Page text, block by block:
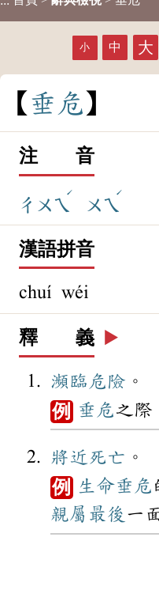
小 中 大
垂 危
注 音
ㄔㄨㄟ
ˊ
ㄨㄟ
ˊ
漢語拼音
chuí wéi
釋 義 ▶️
瀕臨 危險 。
例 垂危之際
將近 死亡 。
例 生命垂危
親屬 最後 一